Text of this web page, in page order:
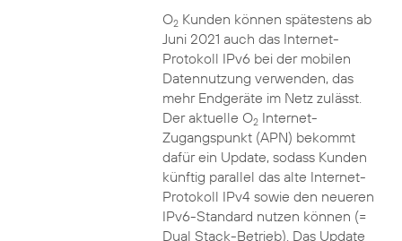
O2Kunden können spätestens ab
Juni 2021 auch das Internet-
Protokoll IPv6 bei der mobilen
Datennutzung verwenden, das
mehr Endgeräte im Netz zulässt.
Der aktuelle O2Internet-
Zugangspunkt (APN) bekommt
dafür ein Update, sodass Kunden
künftig parallel das alte Internet-
Protokoll IPv4 sowie den neueren
IPv6-Standard nutzen können (=
Dual Stack-Betrieb). Das Update